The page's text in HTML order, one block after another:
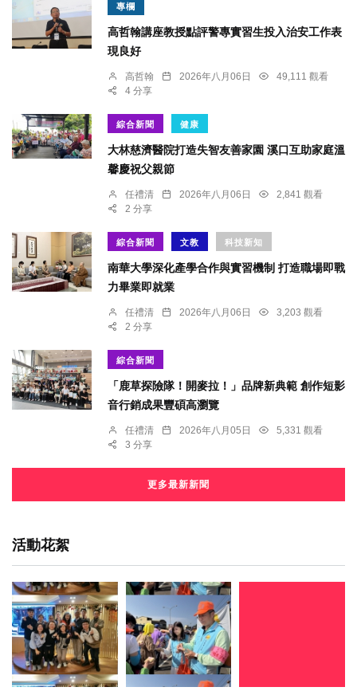
專欄
高哲翰講座教授點評警專實習生投入治安工作表
現良好
高哲翰 2026年八月06日
49,111 觀看
4 分享
綜合新聞 健康
大林慈濟醫院打造失智友善家園 溪口互助家庭溫
馨慶祝父親節
任禮清 2026年八月06日
2,841 觀看
2 分享
綜合新聞 文教 科技新知
南華大學深化產學合作與實習機制 打造職場即戰
力畢業即就業
任禮清 2026年八月06日
3,203 觀看
2 分享
綜合新聞
「鹿草探險隊！開麥拉！」品牌新典範 創作短影
音行銷成果豐碩高瀏覽
任禮清 2026年八月05日
5,331 觀看
3 分享
更多最新新聞
活動花絮